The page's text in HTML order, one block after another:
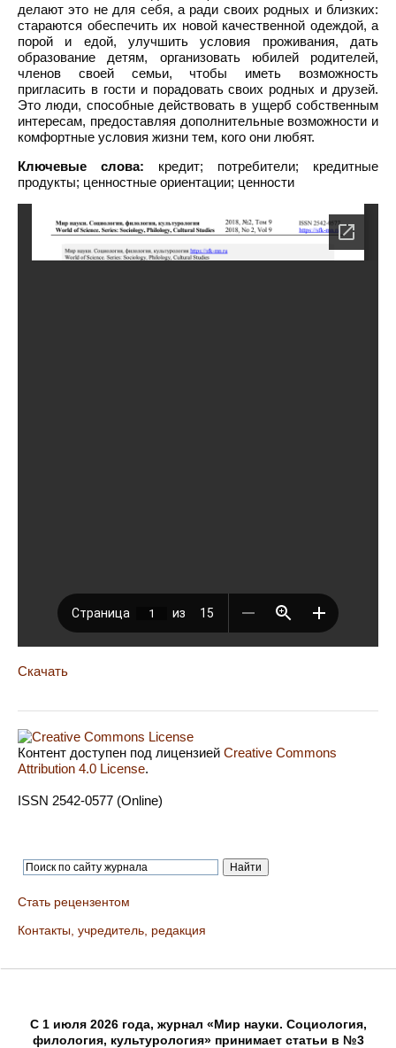
делают это не для себя, а ради своих родных и близких:
стараются обеспечить их новой качественной одеждой, а
порой и едой, улучшить условия проживания, дать
образование детям, организовать юбилей родителей,
членов своей семьи, чтобы иметь возможность
пригласить в гости и порадовать своих родных и друзей.
Это люди, способные действовать в ущерб собственным
интересам, предоставляя дополнительные возможности и
комфортные условия жизни тем, кого они любят.
Ключевые слова: кредит; потребители; кредитные
продукты; ценностные ориентации; ценности
Скачать
Контент доступен под лицензией Creative Commons
Attribution 4.0 License.
ISSN 2542-0577 (Online)
Стать рецензентом
Контакты, учредитель, редакция
C 1 июля 2026 года, журнал «Мир науки. Социология,
филология, культурология» принимает статьи в №3